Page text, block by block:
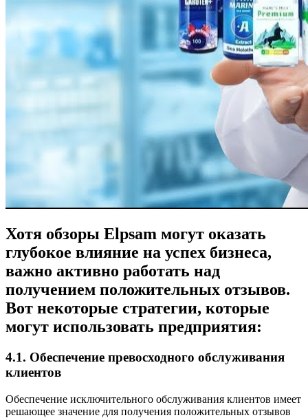
Хотя обзоры Elpsam могут оказать
глубокое влияние на успех бизнеса,
важно активно работать над
получением положительных отзывов.
Вот некоторые стратегии, которые
могут использовать предприятия:
4.1. Обеспечение превосходного обслуживания
клиентов
Обеспечение исключительного обслуживания клиентов имеет
решающее значение для получения положительных отзывов